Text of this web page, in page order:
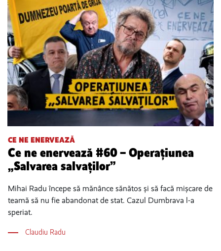
CE NE ENERVEAZĂ
Ce ne enervează #60 – Operațiunea
„Salvarea salvaților”
Mihai Radu începe să mănânce sănătos și să facă mișcare de
teamă să nu fie abandonat de stat. Cazul Dumbrava l-a
speriat.
Claudiu Radu